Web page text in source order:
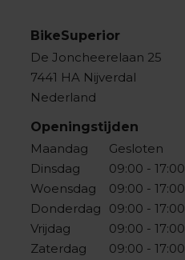
BikeSuperior
De Joncheerelaan 25
7441 HA Nijverdal
Nederland
Openingstijden
Maandag
Dinsdag
Woensdag
Donderdag
Vrijdag
Zaterdag
Gesloten
09:00 - 17:00
09:00 - 17:00
09:00 - 17:00
09:00 - 17:00
09:00 - 17:00